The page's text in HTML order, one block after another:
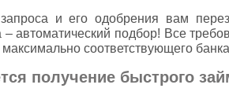
и его одобрения вам
автоматический подбор! Все
соответствующего
получение быстрого